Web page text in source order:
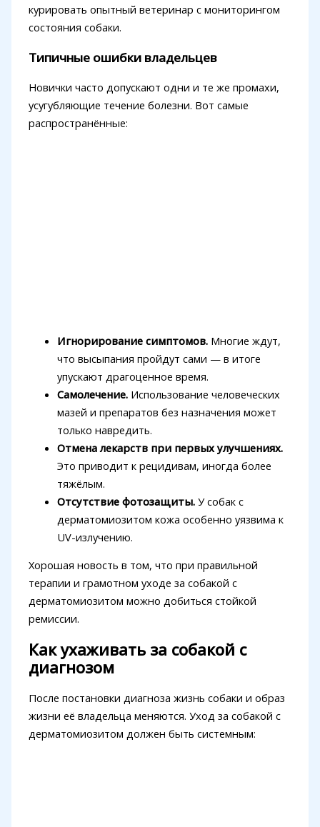
курировать опытный ветеринар с мониторингом
состояния собаки.
Типичные ошибки владельцев
Новички часто допускают одни и те же промахи,
усугубляющие течение болезни. Вот самые
распространённые:
Игнорирование симптомов.Многие ждут,
что высыпания пройдут сами — в итоге
упускают драгоценное время.
Самолечение.Использование человеческих
мазей и препаратов без назначения может
только навредить.
Отмена лекарств при первых улучшениях.
Это приводит к рецидивам, иногда более
тяжёлым.
Отсутствие фотозащиты.У собак с
дерматомиозитом кожа особенно уязвима к
UV-излучению.
Хорошая новость в том, что при правильной
терапии и грамотном уходе за собакой с
дерматомиозитом можно добиться стойкой
ремиссии.
Как ухаживать за собакой с
диагнозом
После постановки диагноза жизнь собаки и образ
жизни её владельца меняются. Уход за собакой с
дерматомиозитом должен быть системным: